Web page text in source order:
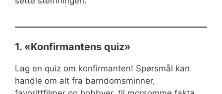
1. «Konfirmantens quiz»
Lag en quiz om konfirmanten! Spørsmål kan
handle om alt fra barndomsminner,